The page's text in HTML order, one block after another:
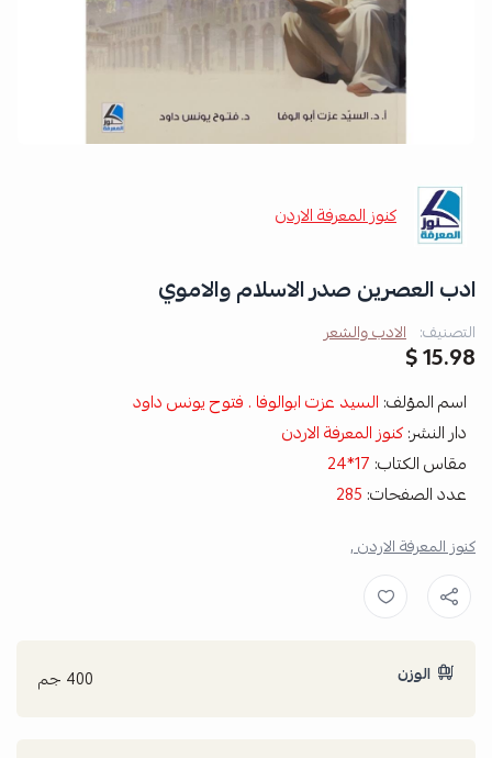
كنوز المعرفة الاردن
ادب العصرين صدر الاسلام والاموي
التصنيف: الادب والشعر
15.98 $
اسم المؤلف: السيد عزت ابوالوفا . فتوح يونس داود
دار النشر:كنوز المعرفة الاردن
مقاس الكتاب: 17*24
عدد الصفحات: 285
كنوز المعرفة الاردن ,
الوزن 400 جم